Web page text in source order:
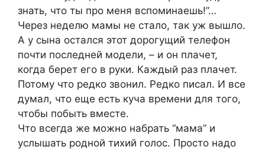
знать, что ты про меня вспоминаешь!”…
Через неделю мамы не стало, так уж вышло.
А у сына остался этот дорогущий телефон
почти последней модели, – и он плачет,
когда берет его в руки. Каждый раз плачет.
Потому что редко звонил. Редко писал. И все
думал, что еще есть куча времени для того,
чтобы побыть вместе.
Что всегда же можно набрать “мама” и
услышать родной тихий голос. Просто надо